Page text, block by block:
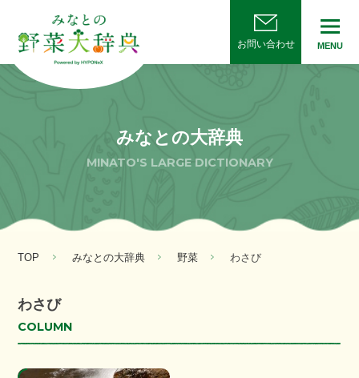
お問い合わせ MENU
みなとの大辞典
MINATO'S LARGE DICTIONARY
TOP みなとの大辞典 野菜 わさび
わさび
COLUMN